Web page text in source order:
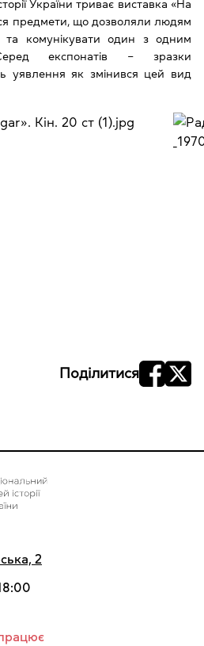
України триває виставка «На
предмети, що дозволяли людям
та комунікувати один з одним
експонатів ‒ зразки
уявлення як змінився цей вид
Поділитися
2